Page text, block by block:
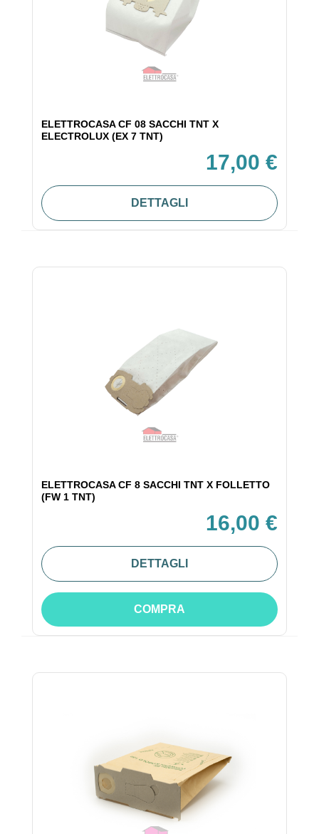
ELETTROCASA CF 08 SACCHI TNT X
ELECTROLUX (EX 7 TNT)
17,00 €
DETTAGLI
ELETTROCASA CF 8 SACCHI TNT X FOLLETTO
(FW 1 TNT)
16,00 €
DETTAGLI
COMPRA